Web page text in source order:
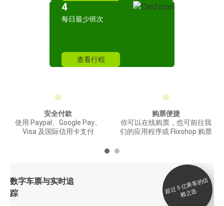
4
每日最少班次
查看行程
安全付款
使用 Paypal、Google Pay、
Visa 及国际信用卡支付
购票便捷
你可以在线购票，也可前往我
们的应用程序或 Flixshop 购票
数字车票与实时追
踪
超
过 5
亿
乘
客
的
信
赖
之
选